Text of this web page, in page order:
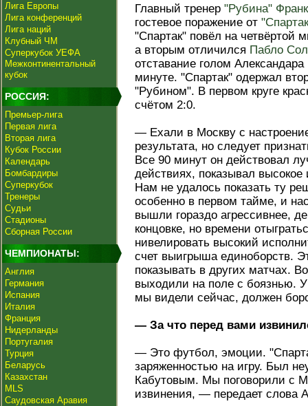
Лига Европы
Лига конференций
Лига наций
Клубный ЧМ
Суперкубок УЕФА
Межконтинентальный
кубок
РОССИЯ:
Премьер-лига
Первая лига
Вторая лига
Кубок России
Календарь
Бомбардиры
Суперкубок
Тренеры
Судьи
Стадионы
Сборная России
ЧЕМПИОНАТЫ:
Англия
Германия
Испания
Италия
Франция
Нидерланды
Португалия
Турция
Беларусь
Казахстан
MLS
Саудовская Аравия
Главный тренер "Рубина"
гостевое поражение от
"Спартак" повёл на четвёртой
а вторым отличился Пабло
отставание голом
минуте. "Спартак" одержал
"Рубином". В первом круге
счётом 2:0.
— Ехали в Москву с
результата, но следует
Все 90 минут он действовал
действиях, показывал высокое
Нам не удалось показать ту
особенно в первом тайме, и
вышли гораздо агрессивнее,
концовке, но времени
нивелировать высокий
счет выигрыша единоборств.
показывать в других матчах.
выходили на поле с боязнью.
мы видели сейчас, должен
— За что перед вами
— Это футбол, эмоции.
заряженностью на игру. Был
Кабутовым. Мы поговорили с
извинения, — передает слова